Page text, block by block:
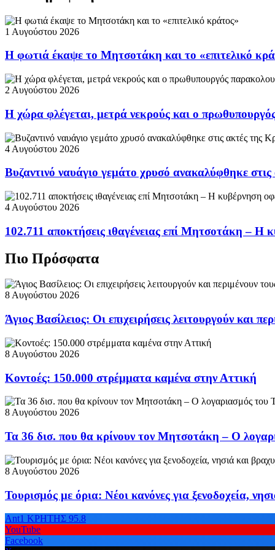
1 Αυγούστου 2026
Η φωτιά έκαψε το Μητσοτάκη και το «επιτελικό
2 Αυγούστου 2026
Η χώρα φλέγεται, μετρά νεκρούς και ο
4 Αυγούστου 2026
Βυζαντινό ναυάγιο γεμάτο χρυσό ανακαλύφθηκε
4 Αυγούστου 2026
102.711 αποκτήσεις ιθαγένειας επί Μητσοτάκη – Η
Πιο Πρόσφατα
8 Αυγούστου 2026
Άγιος Βασίλειος: Οι επιχειρήσεις λειτουργούν και
8 Αυγούστου 2026
Κοντοές: 150.000 στρέμματα καμένα στην Αττική
8 Αυγούστου 2026
Τα 36 δισ. που θα κρίνουν τον Μητσοτάκη – Ο
8 Αυγούστου 2026
Τουρισμός με όρια: Νέοι κανόνες για ξενοδοχεία,
Ant1 ΚΡΗΤΗΣ 95.8
YouTube
Facebook